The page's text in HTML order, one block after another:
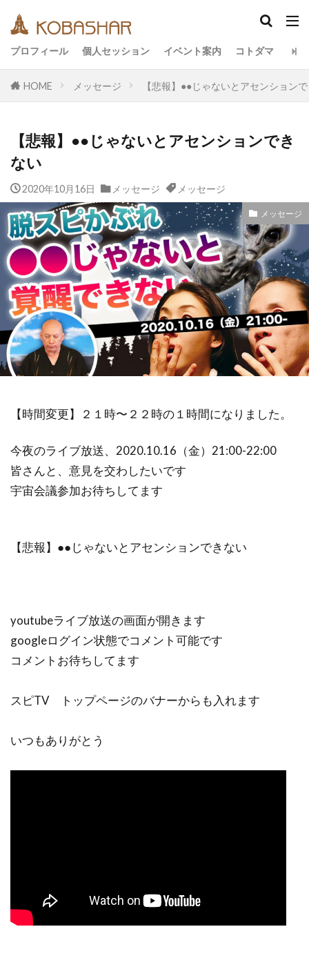
プロフィール 個人セッション イベント案内 コトダマ
HOME メッセージ 【悲報】●●じゃないとアセンション
【悲報】●●じゃないとアセンションでき
ない
2020年10月16日 メッセージ メッセージ
メッセージ
【時間変更】２１時〜２２時の１時間になりました。
今夜のライブ放送、2020.10.16（金）21:00-22:00
皆さんと、意見を交わしたいです
宇宙会議参加お待ちしてます
【悲報】●●じゃないとアセンションできない
youtubeライブ放送の画面が開きます
googleログイン状態でコメント可能です
コメントお待ちしてます
スピTV トップページのバナーからも入れます
いつもありがとう
カテゴリー
アーティスト
イベント
イヤシロチ
デトックス
バシャール・宇宙の法則
メッセージ
ヨガ
リトリート
ワンネス
ヴィーガン 健康
動画
友人
合宿 名古屋 地底人
子供
宇宙人
岐阜 引き寄せの法則
愛
断食
旅 沖縄 満月
石川県
祓い
覚醒の学校 農業
金沢市
鎮魂
非二元